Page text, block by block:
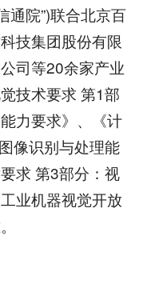
通院”)联合北京百
技集团股份有限
司等20余家产业
技术要求 第1部
力要求》、《计
像识别与处理能
求 第3部分：视
业机器视觉开放